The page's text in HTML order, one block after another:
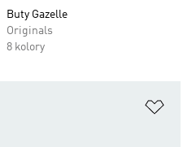
Buty Gazelle
Originals
8 kolory